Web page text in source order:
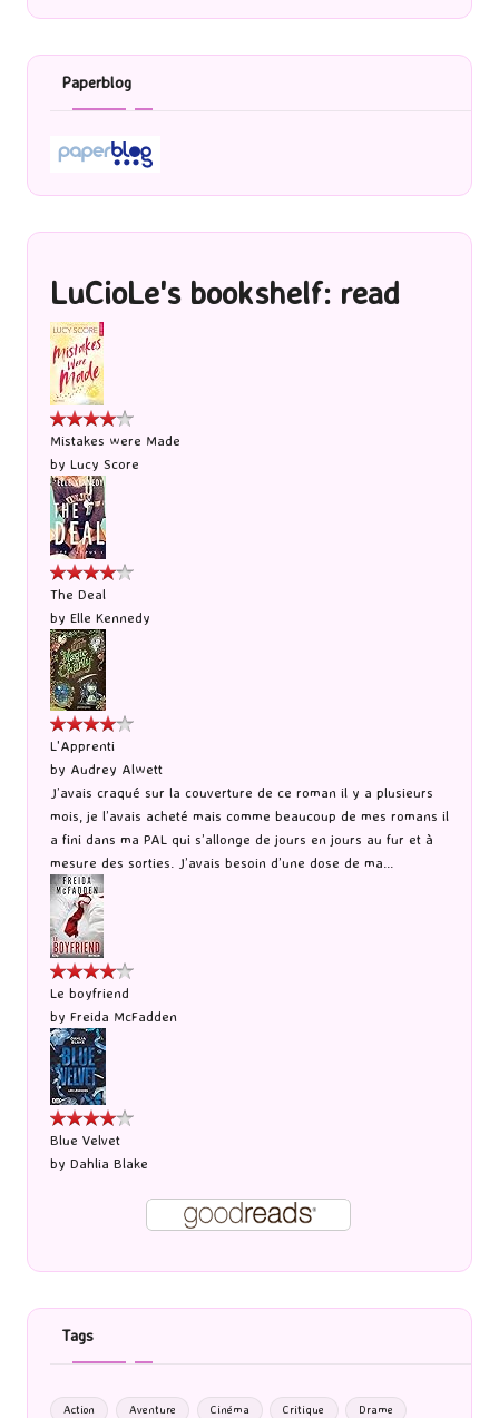
Paperblog
LuCioLe's bookshelf: read
Mistakes were Made
by Lucy Score
The Deal
by Elle Kennedy
L'Apprenti
by Audrey Alwett
J’avais craqué sur la couverture de ce roman il y a plusieurs
mois, je l’avais acheté mais comme beaucoup de mes romans il
a fini dans ma PAL qui s’allonge de jours en jours au fur et à
mesure des sorties. J’avais besoin d’une dose de ma...
Le boyfriend
by Freida McFadden
Blue Velvet
by Dahlia Blake
Tags
Action Aventure Cinéma Critique Drame